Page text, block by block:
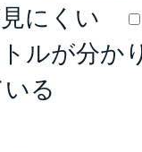
にくい
ルが分か
る